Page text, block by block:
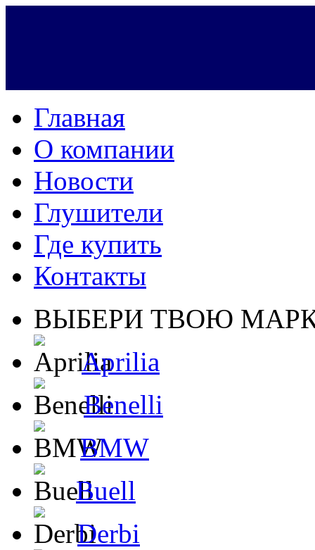
Главная
О компании
Новости
Глушители
Где купить
Контакты
ВЫБЕРИ ТВОЮ
Aprilia
Benelli
BMW
Buell
Derbi